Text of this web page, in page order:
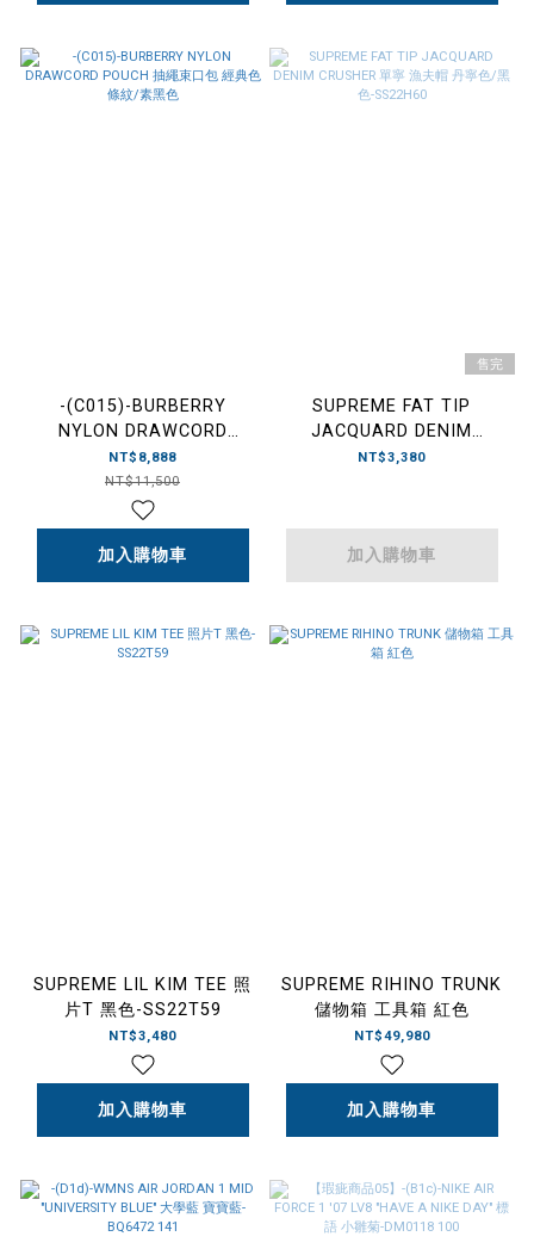
-(C015)-BURBERRY
NYLON DRAWCORD
POUCH 抽繩束口包 經典色
條紋/素黑色
NT$8,888
NT$11,500
加入購物車
售完
SUPREME FAT TIP
JACQUARD DENIM
CRUSHER 單寧 漁夫帽 丹寧
NT$3,380
加入購物車
SUPREME LIL KIM TEE 照
片T 黑色-SS22T59
NT$3,480
加入購物車
SUPREME RIHINO TRUNK
儲物箱 工具箱 紅色
NT$49,980
加入購物車